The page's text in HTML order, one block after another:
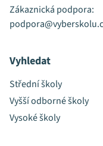
Zákaznická podpora:
Vyhledat
Střední školy
Vyšší odborné školy
Vysoké školy